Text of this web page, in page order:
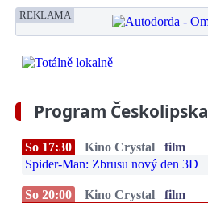
REKLAMA
Program Českolipska
So 17:30 Kino Crystal
film
Spider-Man: Zbrusu nový den 3D
So 20:00 Kino Crystal
film